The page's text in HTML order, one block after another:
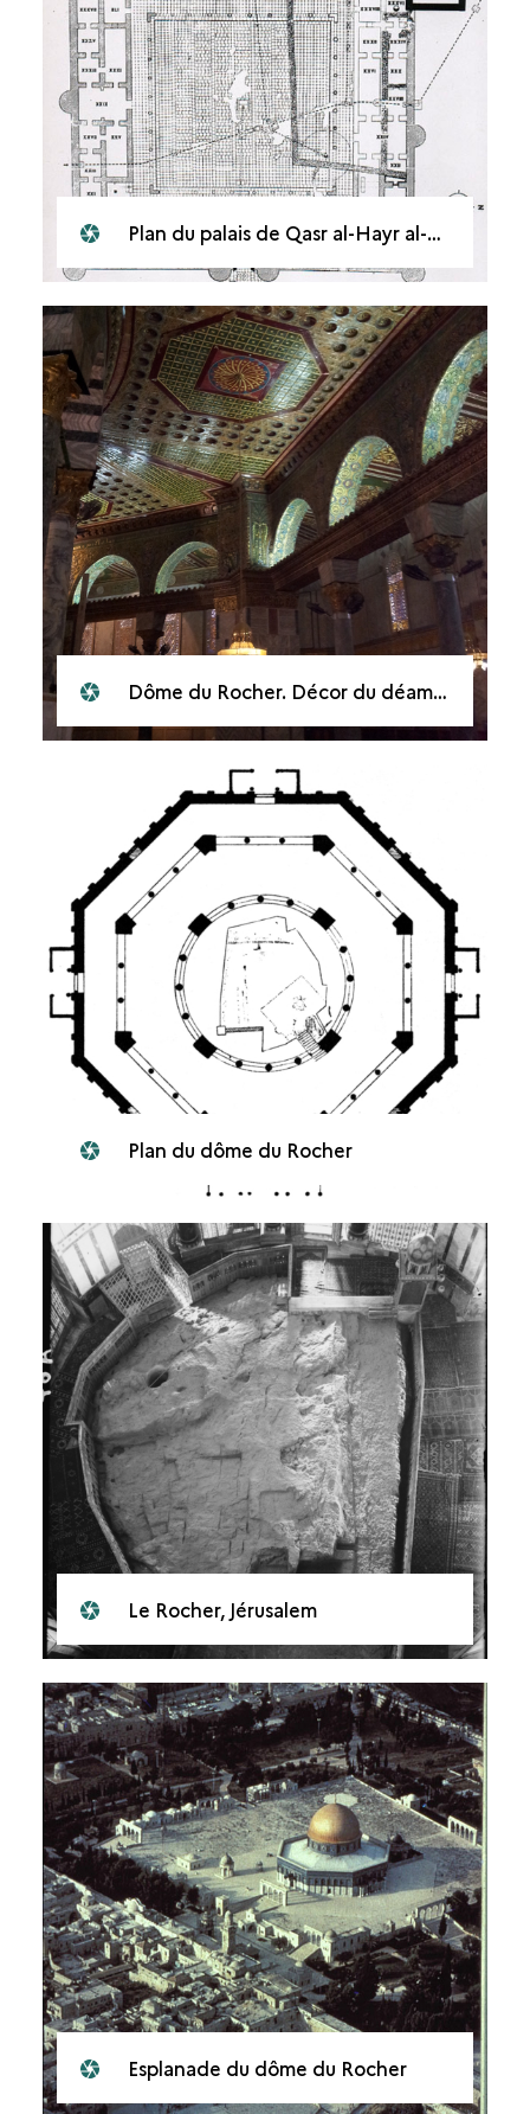
Plan du palais de Qasr al-Hayr al-Gharbî
Dôme du Rocher. Décor du déambulatoire intérieur
Plan du dôme du Rocher
Le Rocher, Jérusalem
Esplanade du dôme du Rocher